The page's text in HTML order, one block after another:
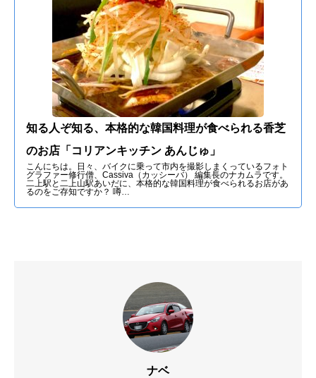
知る人ぞ知る、本格的な韓国料理が食べられる香芝
のお店「コリアンキッチン あんじゅ」
こんにちは。日々、バイクに乗って市内を撮影しまくっているフォト
グラファー修行僧、Cassiva（カッシーバ） 編集長のナカムラです。
二上駅と二上山駅あいだに、本格的な韓国料理が食べられるお店があ
るのをご存知ですか？ 噂…
ナベ